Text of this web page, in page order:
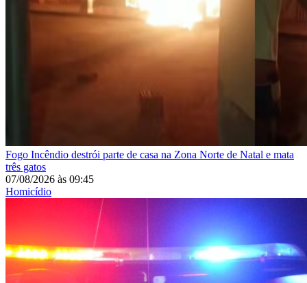
Fogo Incêndio destrói parte de casa na Zona Norte de Natal e mata
três gatos
07/08/2026 às 09:45
Homicídio